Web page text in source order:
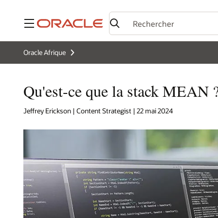
Menu
Oracle Afrique
Qu'est-ce que la stack MEAN
Jeffrey Erickson | Content Strategist | 22 mai 2024